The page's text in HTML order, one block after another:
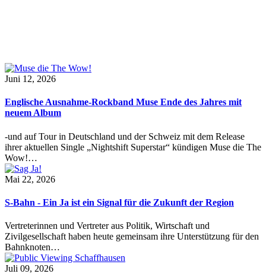
Juni 12, 2026
Englische Ausnahme-Rockband Muse Ende des Jahres mit
neuem Album
-und auf Tour in Deutschland und der Schweiz mit dem Release
ihrer aktuellen Single „Nightshift Superstar“ kündigen Muse die The
Wow!…
Mai 22, 2026
S-Bahn - Ein Ja ist ein Signal für die Zukunft der Region
Vertreterinnen und Vertreter aus Politik, Wirtschaft und
Zivilgesellschaft haben heute gemeinsam ihre Unterstützung für den
Bahnknoten…
Juli 09, 2026